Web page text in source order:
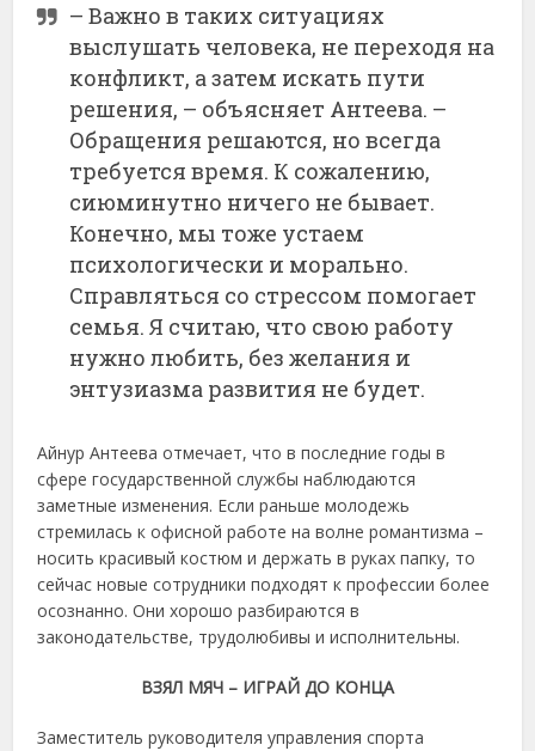
– Важно в таких ситуациях
выслушать человека, не переходя на
конфликт, а затем искать пути
решения, – объясняет Антеева. –
Обращения решаются, но всегда
требуется время. К сожалению,
сиюминутно ничего не бывает.
Конечно, мы тоже устаем
психологически и морально.
Справляться со стрессом помогает
семья. Я считаю, что свою работу
нужно любить, без желания и
энтузиазма развития не будет.
Айнур Антеева отмечает, что в последние годы в
сфере государственной службы наблюдаются
заметные изменения. Если раньше молодежь
стремилась к офисной работе на волне романтизма –
носить красивый костюм и держать в руках папку, то
сейчас новые сотрудники подходят к профессии более
осознанно. Они хорошо разбираются в
законодательстве, трудолюбивы и исполнительны.
ВЗЯЛ МЯЧ – ИГРАЙ ДО КОНЦА
Заместитель руководителя управления спорта